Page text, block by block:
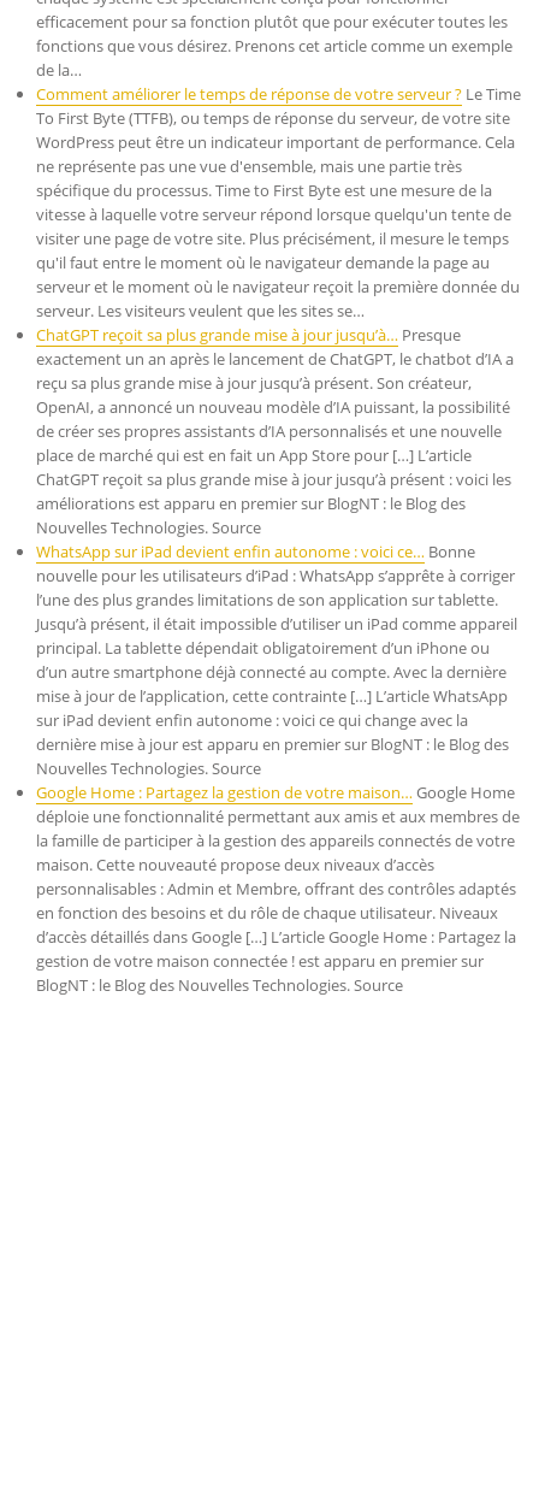
efficacement pour sa fonction plutôt que pour exécuter toutes les
fonctions que vous désirez. Prenons cet article comme un exemple
de la…
Comment améliorer le temps de réponse de votre serveur ? Le Time
To First Byte (TTFB), ou temps de réponse du serveur, de votre site
WordPress peut être un indicateur important de performance. Cela
ne représente pas une vue d'ensemble, mais une partie très
spécifique du processus. Time to First Byte est une mesure de la
vitesse à laquelle votre serveur répond lorsque quelqu'un tente de
visiter une page de votre site. Plus précisément, il mesure le temps
qu'il faut entre le moment où le navigateur demande la page au
serveur et le moment où le navigateur reçoit la première donnée du
serveur. Les visiteurs veulent que les sites se…
ChatGPT reçoit sa plus grande mise à jour jusqu’à… Presque
exactement un an après le lancement de ChatGPT, le chatbot d’IA a
reçu sa plus grande mise à jour jusqu’à présent. Son créateur,
OpenAI, a annoncé un nouveau modèle d’IA puissant, la possibilité
de créer ses propres assistants d’IA personnalisés et une nouvelle
place de marché qui est en fait un App Store pour […] L’article
ChatGPT reçoit sa plus grande mise à jour jusqu’à présent : voici les
améliorations est apparu en premier sur BlogNT : le Blog des
Nouvelles Technologies. Source
WhatsApp sur iPad devient enfin autonome : voici ce… Bonne
nouvelle pour les utilisateurs d’iPad : WhatsApp s’apprête à corriger
l’une des plus grandes limitations de son application sur tablette.
Jusqu’à présent, il était impossible d’utiliser un iPad comme appareil
principal. La tablette dépendait obligatoirement d’un iPhone ou
d’un autre smartphone déjà connecté au compte. Avec la dernière
mise à jour de l’application, cette contrainte […] L’article WhatsApp
sur iPad devient enfin autonome : voici ce qui change avec la
dernière mise à jour est apparu en premier sur BlogNT : le Blog des
Nouvelles Technologies. Source
Google Home : Partagez la gestion de votre maison…Google Home
déploie une fonctionnalité permettant aux amis et aux membres de
la famille de participer à la gestion des appareils connectés de votre
maison. Cette nouveauté propose deux niveaux d’accès
personnalisables : Admin et Membre, offrant des contrôles adaptés
en fonction des besoins et du rôle de chaque utilisateur. Niveaux
d’accès détaillés dans Google […] L’article Google Home : Partagez la
gestion de votre maison connectée ! est apparu en premier sur
BlogNT : le Blog des Nouvelles Technologies. Source